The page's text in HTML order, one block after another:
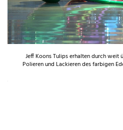
Jeff Koons Tulips erhalten durch weit
Polieren und Lackieren des farbigen